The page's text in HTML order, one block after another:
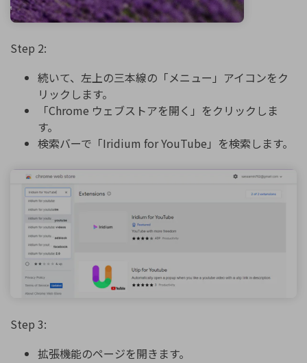
Step 2:
続いて、左上の三本線の「メニュー」アイコンをク
リックします。
「Chrome ウェブストアを開く」をクリックしま
す。
検索バーで「Iridium for YouTube」を検索します。
Step 3:
拡張機能のページを開きます。